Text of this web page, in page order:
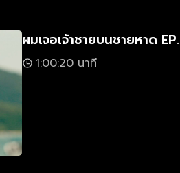
ผมเจอเจ้าชายบนชายหาด
1:00:20 นาที